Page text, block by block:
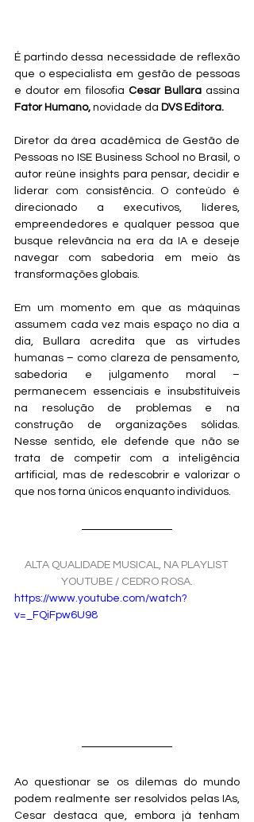
É partindo dessa necessidade de reflexão
que o especialista em gestão de pessoas
e doutor em filosofia Cesar Bullara
Fator Humano, novidade da DVS Editora.
Diretor da área acadêmica de Gestão de
Pessoas no ISE Business School no Brasil, o
autor reúne insights para pensar, decidir e
liderar com consistência. O conteúdo é
direcionado a executivos, líderes,
empreendedores e qualquer pessoa que
busque relevância na era da IA e deseje
navegar com sabedoria em meio às
transformações globais.
Em um momento em que as máquinas
assumem cada vez mais espaço no dia a
dia, Bullara acredita que as virtudes
humanas – como clareza de pensamento,
sabedoria e julgamento moral –
permanecem essenciais e insubstituíveis
na resolução de problemas e na
construção de organizações sólidas.
Nesse sentido, ele defende que não se
trata de competir com a inteligência
artificial, mas de redescobrir e valorizar o
que nos torna únicos enquanto indivíduos.
ALTA QUALIDADE MUSICAL, NA PLAYLIST
YOUTUBE / CEDRO ROSA.
https://www.youtube.com/watch?
v=_FQiFpw6U98
Ao questionar se os dilemas do mundo
podem realmente ser resolvidos pelas IAs,
Cesar destaca que, embora já tenham